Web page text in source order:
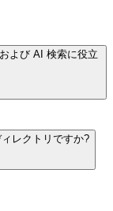
よび AI 検索に役立
レクトリですか?